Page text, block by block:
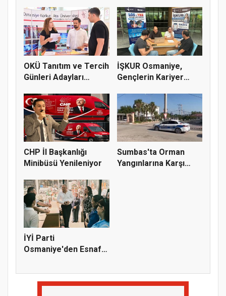
OKÜ Tanıtım ve Tercih
Günleri Adayları
İŞKUR Osmaniye,
Gençlerin Kariyer
CHP İl Başkanlığı
Minibüsü Yenileniyor
Sumbas'ta Orman
Yangınlarına Karşı
İYİ Parti
Osmaniye'den Esnaf